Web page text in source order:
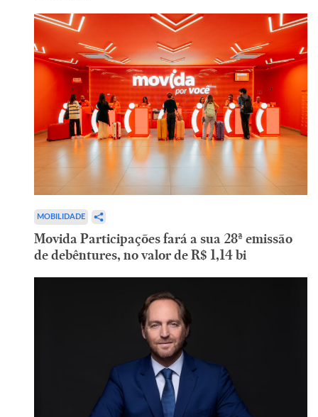
MOBILIDADE
Movida Participações fará a sua 28ª emissão
de debêntures, no valor de R$ 1,14 bi